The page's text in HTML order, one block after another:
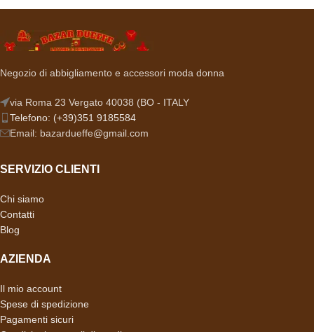
Negozio di abbigliamento e accessori moda donna
via Roma 23 Vergato 40038 (BO - ITALY
Telefono: (+39)351 9185584
Email: bazardueffe@gmail.com
SERVIZIO CLIENTI
Chi siamo
Contatti
Blog
AZIENDA
Il mio account
Spese di spedizione
Pagamenti sicuri